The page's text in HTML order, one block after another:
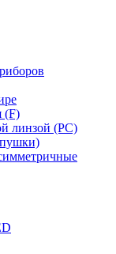
(F)
линзой (PC)